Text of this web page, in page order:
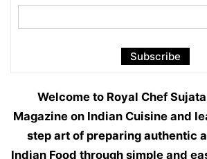
Welcome to Royal Chef
Magazine on Indian Cuisine and
step art of preparing authentic
Indian Food through simple and